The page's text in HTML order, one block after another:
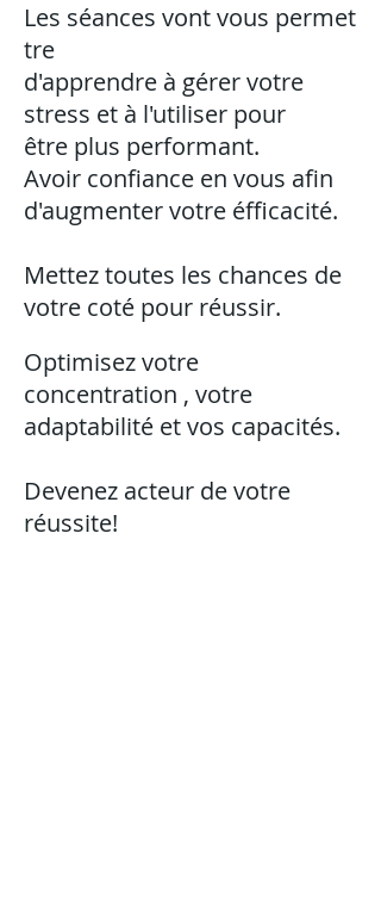
Les séances vont vous permet
tre
d'apprendre à gérer votre
stress et à l'utiliser pour
être plus performant.
Avoir confiance en vous afin
d'augmenter votre éfficacité.
Mettez toutes les chances de
votre coté pour réussir.
Optimisez votre
concentration , votre
adaptabilité et vos capacités.
Devenez acteur de votre
réussite!